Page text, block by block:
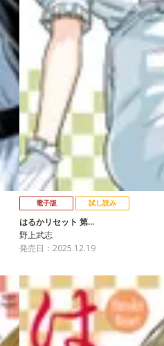
電子版 試し読み
はるかリセット 第…
野上武志
発売日：2025.12.19